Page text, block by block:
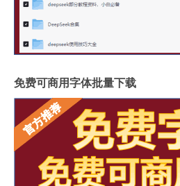
免费可商用字体批量下载